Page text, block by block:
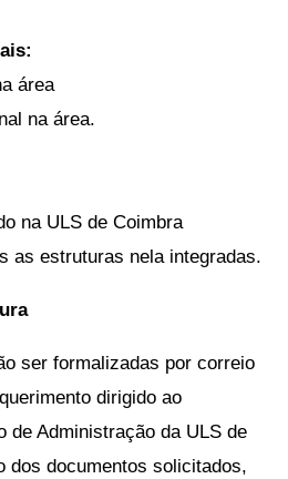
área
na área.
na ULS de Coimbra
as estruturas nela integradas.
ser formalizadas por correio
dirigido ao
de Administração da ULS de
dos documentos solicitados,